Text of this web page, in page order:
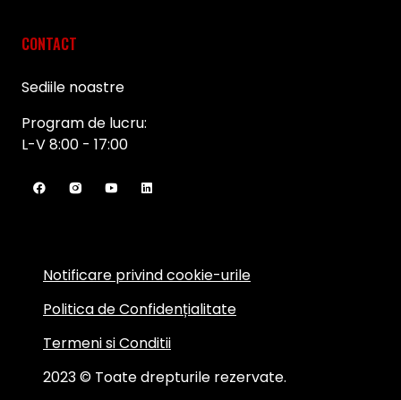
CONTACT
Sediile noastre
Program de lucru:
L-V 8:00 - 17:00
2023 © Toate drepturile rezervate.
Notificare privind cookie-urile
Politica de Confidențialitate
Termeni si Conditii